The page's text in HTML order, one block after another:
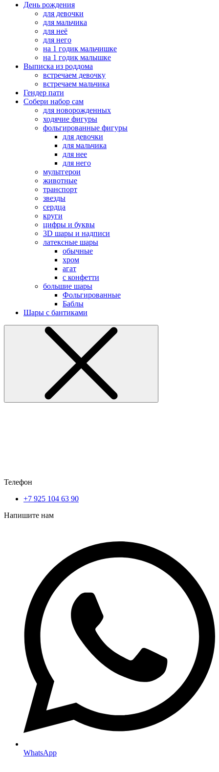
День рождения
для девочки
для мальчика
для неё
для него
на 1 годик мальчишке
на 1 годик малышке
Выписка из роддома
встречаем девочку
встречаем мальчика
Гендер пати
Собери набор сам
для новорожденных
ходячие фигуры
фольгированные фигуры
для девочки
для мальчика
для нее
для него
мультгерои
животные
транспорт
звезды
сердца
круги
цифры и буквы
3D шары и надписи
латексные шары
обычные
хром
агат
с конфетти
большие шары
Фольгированные
Баблы
Шары с бантиками
Телефон
+7 925 104 63 90
Напишите нам
WhatsApp